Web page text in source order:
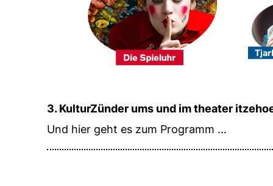
3. KulturZünder ums und im theater
Und hier geht es zum Programm …